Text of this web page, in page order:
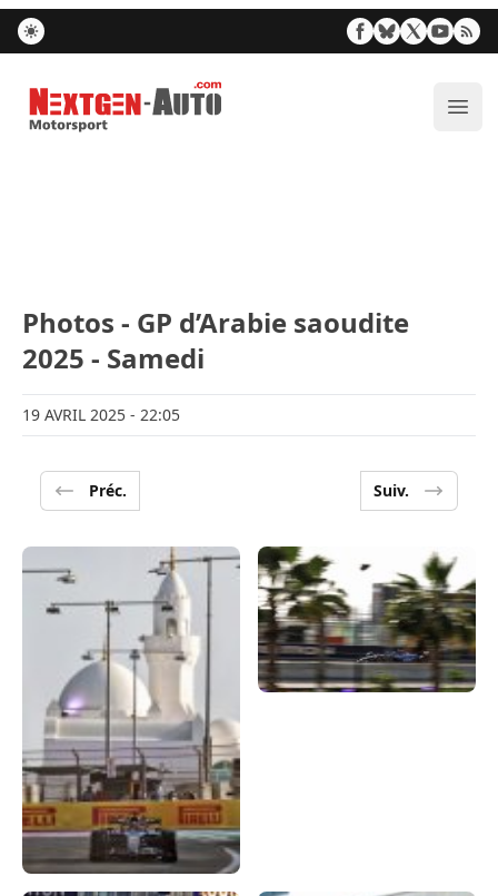
Nextgen-Auto.com
Photos - GP d’Arabie saoudite
2025 - Samedi
19 AVRIL 2025 - 22:05
Préc. Suiv.